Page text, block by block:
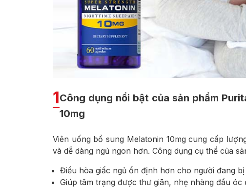
1Công dụng nổi bật của sản phẩm
10mg
Viên uống bổ sung Melatonin 10mg cung cấp
và dễ dàng ngủ ngon hơn. Công dụng cụ thể của
Điều hòa giấc ngủ ổn định hơn cho người đang
Giúp tâm trạng được thư giãn, nhẹ nhàng đầu óc